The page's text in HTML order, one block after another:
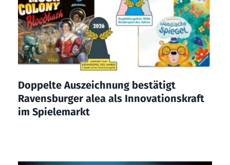
Doppelte Auszeichnung bestätigt
Ravensburger alea als Innovationskraft
im Spielemarkt